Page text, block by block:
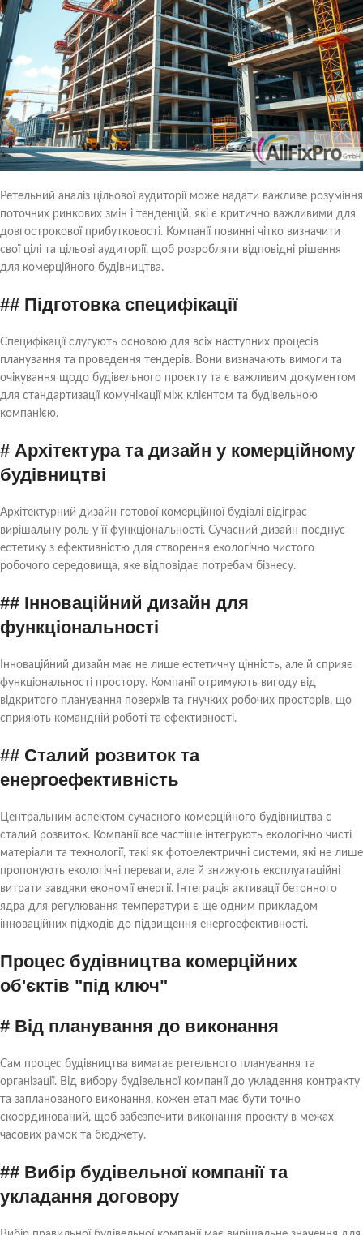
Ретельний аналіз цільової аудиторії може надати важливе розуміння
поточних ринкових змін і тенденцій, які є критично важливими для
довгострокової прибутковості. Компанії повинні чітко визначити
свої цілі та цільові аудиторії, щоб розробляти відповідні рішення
для комерційного будівництва.
## Підготовка специфікації
Специфікації слугують основою для всіх наступних процесів
планування та проведення тендерів. Вони визначають вимоги та
очікування щодо будівельного проєкту та є важливим документом
для стандартизації комунікації між клієнтом та будівельною
компанією.
# Архітектура та дизайн у комерційному
будівництві
Архітектурний дизайн готової комерційної будівлі відіграє
вирішальну роль у її функціональності. Сучасний дизайн поєднує
естетику з ефективністю для створення екологічно чистого
робочого середовища, яке відповідає потребам бізнесу.
## Інноваційний дизайн для
функціональності
Інноваційний дизайн має не лише естетичну цінність, але й сприяє
функціональності простору. Компанії отримують вигоду від
відкритого планування поверхів та гнучких робочих просторів, що
сприяють командній роботі та ефективності.
## Сталий розвиток та
енергоефективність
Центральним аспектом сучасного комерційного будівництва є
сталий розвиток. Компанії все частіше інтегрують екологічно чисті
матеріали та технології, такі як фотоелектричні системи, які не лише
пропонують екологічні переваги, але й знижують експлуатаційні
витрати завдяки економії енергії. Інтеграція активації бетонного
ядра для регулювання температури є ще одним прикладом
інноваційних підходів до підвищення енергоефективності.
Процес будівництва комерційних
об'єктів "під ключ"
# Від планування до виконання
Сам процес будівництва вимагає ретельного планування та
організації. Від вибору будівельної компанії до укладення контракту
та запланованого виконання, кожен етап має бути точно
скоординований, щоб забезпечити виконання проекту в межах
часових рамок та бюджету.
## Вибір будівельної компанії та
укладання договору